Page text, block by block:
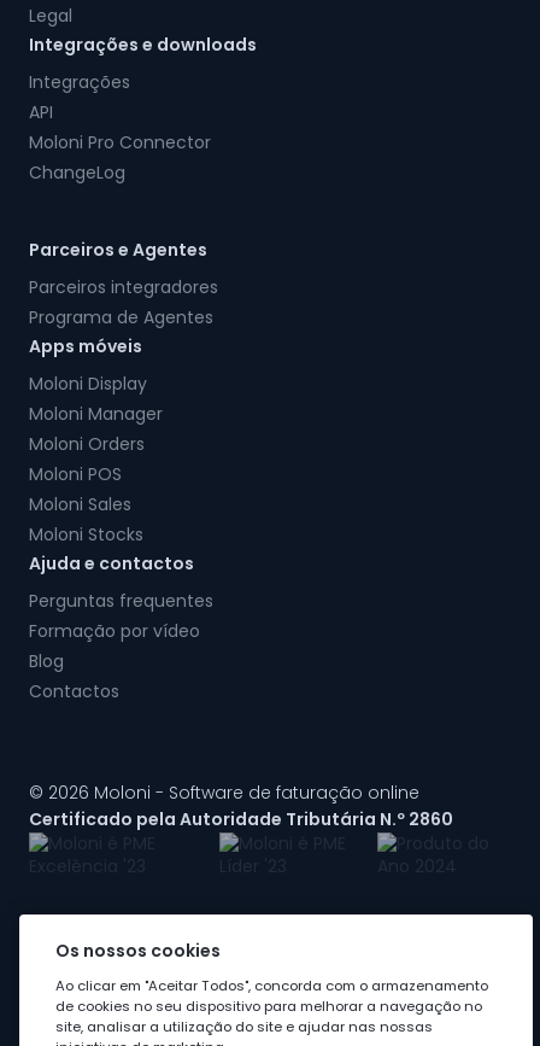
Legal
Integrações e downloads
Integrações
API
Moloni Pro Connector
ChangeLog
Parceiros e Agentes
Parceiros integradores
Programa de Agentes
Apps móveis
Moloni Display
Moloni Manager
Moloni Orders
Moloni POS
Moloni Sales
Moloni Stocks
Ajuda e contactos
Perguntas frequentes
Formação por vídeo
Blog
Contactos
© 2026 Moloni - Software de faturação online
Certificado pela Autoridade Tributária N.º 2860
A Moloni faz parte dogrupo Visma
Os nossos cookies
Ao clicar em "Aceitar Todos", concorda com o armazenamento
de cookies no seu dispositivo para melhorar a navegação no
site, analisar a utilização do site e ajudar nas nossas